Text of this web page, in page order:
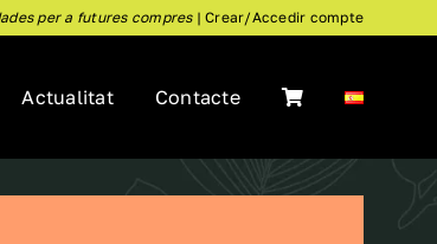
per a futures compres|Crear/Accedir compte
Actualitat Contacte